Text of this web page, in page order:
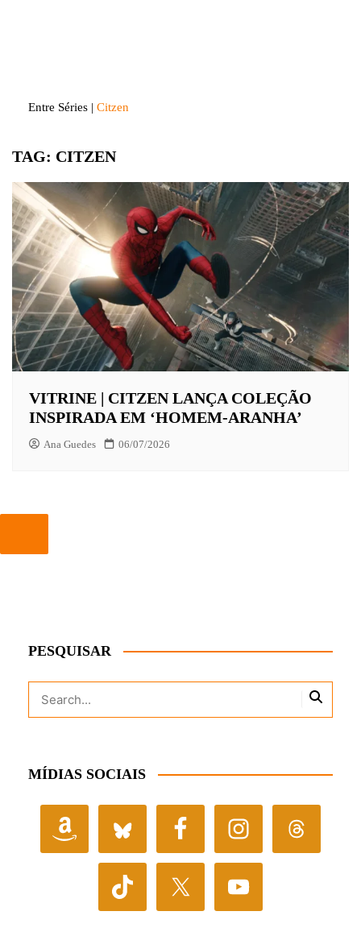
Entre Séries | Citzen
TAG: CITZEN
VITRINE | CITZEN LANÇA COLEÇÃO
INSPIRADA EM ‘HOMEM-ARANHA’
Ana Guedes 06/07/2026
PESQUISAR
MÍDIAS SOCIAIS